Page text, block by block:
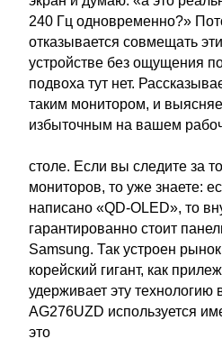
240 Гц одновременно?»
отказывается совмещать
устройстве без ощущения
подвоха тут нет.
таким монитором, и
избыточным на вашем
столе. Если вы следите за
мониторов, то уже знаете:
написано «QD-OLED», то
гарантированно стоит
Samsung. Так устроен
корейский гигант, как
удерживает эту технологию
AG276UZD используется
это